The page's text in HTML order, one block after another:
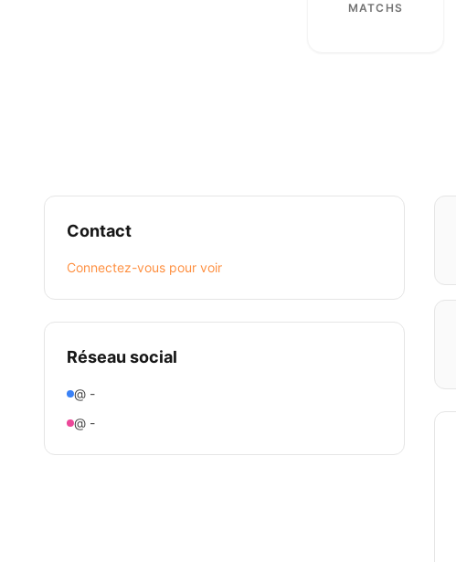
MATCHS
Contact
Connectez-vous pour voir
Réseau social
@ -
@ -